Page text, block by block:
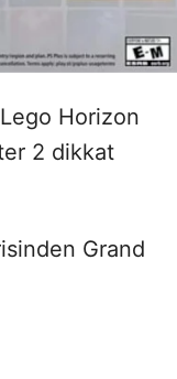
Horizon
2 dikkat
Grand